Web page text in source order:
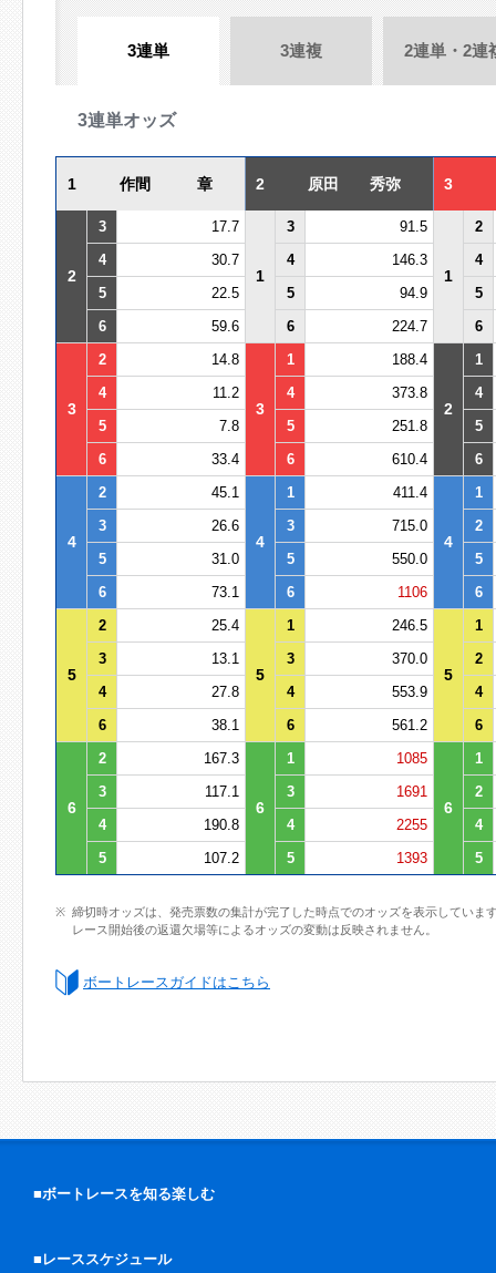
3連単 3連複 2連単・2連
3連単オッズ
1 作間 章 2 原田 秀弥 3
2
3 17.7
1
3 91.5
1
2
4
30.7 4 146.3
4
5
22.5 5 94.9
5
6
59.6 6 224.7 6
3
2 14.8
3
1 188.4
2
1
4
11.2 4 373.8
4
5
7.8 5 251.8
5
6
33.4 6 610.4 6
4
2 45.1
4
1 411.4
4
1
3
26.6 3 715.0
2
5
31.0 5 550.0
5
6
73.1 6 1106 6
5
2 25.4
5
1 246.5
5
1
3
13.1 3 370.0
2
4
27.8 4 553.9
4
6
38.1 6 561.2 6
6
2 167.3
6
1 1085
6
1
3
117.1 3 1691
2
4
190.8 4 2255
4
5
107.2 5 1393 5
締切時オッズは、発売票数の集計が完了した時点でのオッズを表示していま
レース開始後の返還欠場等によるオッズの変動は反映されません。
ボートレースガイドはこちら
■ボートレースを知る楽しむ
■レーススケジュール